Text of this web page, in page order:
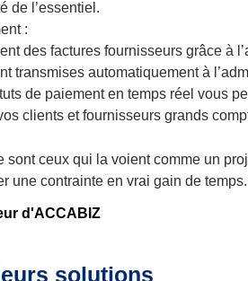
de l’essentiel.
:
des factures fournisseurs grâce à
transmises automatiquement à
de paiement en temps réel vous
clients et fournisseurs grands
ceux qui la voient comme un
une contrainte en vrai gain de
d'ACCABIZ
solutions